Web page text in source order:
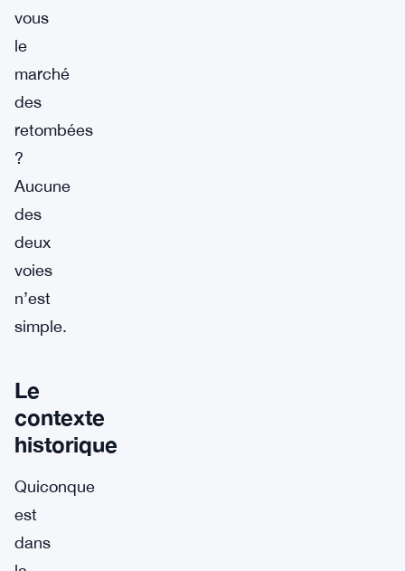
vous
le
marché
des
retombées
?
Aucune
des
deux
voies
n’est
simple.
Le
contexte
historique
Quiconque
est
dans